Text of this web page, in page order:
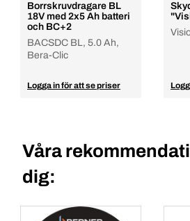
Borrskruvdragare BL
18V med 2x5 Ah batteri
och BC+2
BACSDC BL, 5.0 Ah,
Bera-Clic
Logga in för att se priser
Våra
dig: